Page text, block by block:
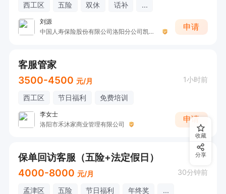
西工区 五险 双休 话补 ...
刘源
中国人寿保险股份有限公司洛阳分公司凯旋营销服务部收展二部
申请
客服管家
3500-4500 元/月 1小时前
西工区 节日福利 免费培训
李女士
洛阳市禾沐家商业管理有限公司
申请
保单回访客服（五险+法定假日）
4000-8000 元/月 30分钟前
孟津区 五险 节日福利 年终奖 ...
收藏
分享